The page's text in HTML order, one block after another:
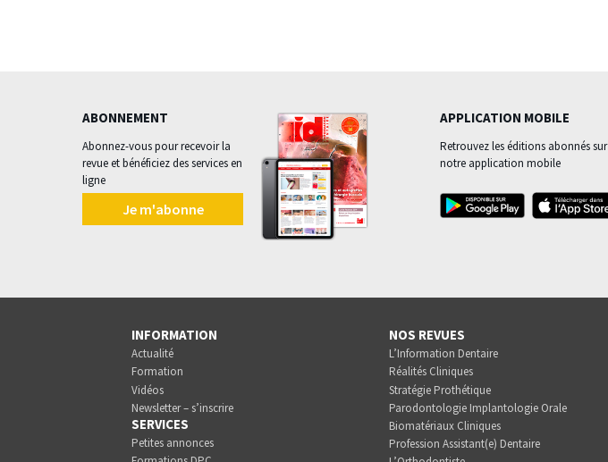
ABONNEMENT
Abonnez-vous pour recevoir la
revue et bénéficiez des services en
ligne
Je m'abonne
APPLICATION MOBILE
Retrouvez les éditions abonnés sur
notre application mobile
INFORMATION
Actualité
Formation
Vidéos
Newsletter – s’inscrire
SERVICES
Petites annonces
NOS REVUES
L’Information Dentaire
Réalités Cliniques
Stratégie Prothétique
Parodontologie Implantologie Orale
Biomatériaux Cliniques
Profession Assistant(e) Dentaire